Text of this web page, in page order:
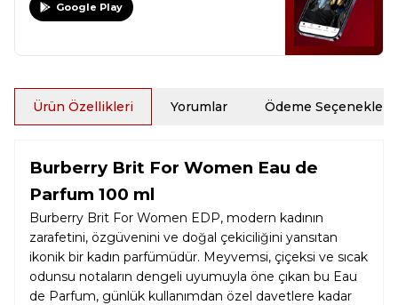
Google Play
Ürün Özellikleri Yorumlar Ödeme Seçenekleri
Burberry Brit For Women Eau de
Parfum 100 ml
Burberry Brit For Women EDP, modern kadının
zarafetini, özgüvenini ve doğal çekiciliğini yansıtan
ikonik bir kadın parfümüdür. Meyvemsi, çiçeksi ve sıcak
odunsu notaların dengeli uyumuyla öne çıkan bu Eau
de Parfum, günlük kullanımdan özel davetlere kadar